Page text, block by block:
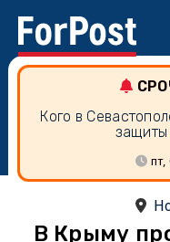
Кого в
защиты
В Крыму